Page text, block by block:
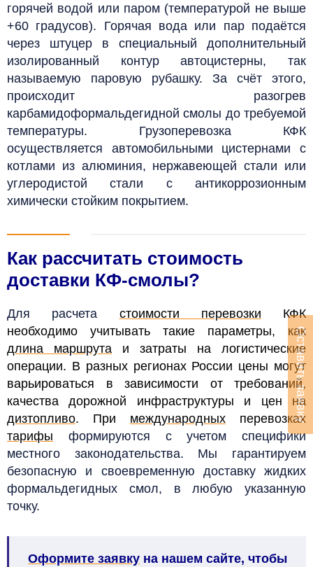
горячей водой или паром (температурой не выше
+60 градусов). Горячая вода или пар подаётся
через штуцер в специальный дополнительный
изолированный контур автоцистерны, так
называемую паровую рубашку. За счёт этого,
происходит разогрев
карбамидоформальдегидной смолы до требуемой
температуры. Грузоперевозка КФК
осуществляется автомобильными цистернами с
котлами из алюминия, нержавеющей стали или
углеродистой стали с антикоррозионным
химически стойким покрытием.
Как рассчитать стоимость
доставки КФ-смолы?
Для расчета стоимости перевозки КФК
необходимо учитывать такие параметры, как
длина маршрута и затраты на логистические
операции. В разных регионах России цены могут
варьироваться в зависимости от требований,
качества дорожной инфраструктуры и цен на
дизтопливо. При международных перевозках
тарифы формируются с учетом специфики
местного законодательства. Мы гарантируем
безопасную и своевременную доставку жидких
формальдегидных смол, в любую указанную
точку.
Оформите заявку на нашем сайте, чтобы
Оставить заявку